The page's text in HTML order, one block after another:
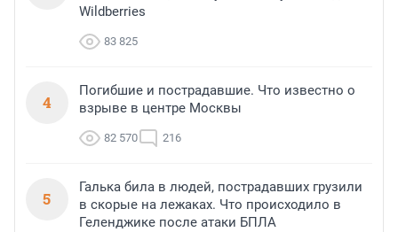
Wildberries
83 825
4
Погибшие и пострадавшие. Что известно о
взрыве в центре Москвы
82 570 216
5
Галька била в людей, пострадавших грузили
в скорые на лежаках. Что происходило в
Геленджике после атаки БПЛА